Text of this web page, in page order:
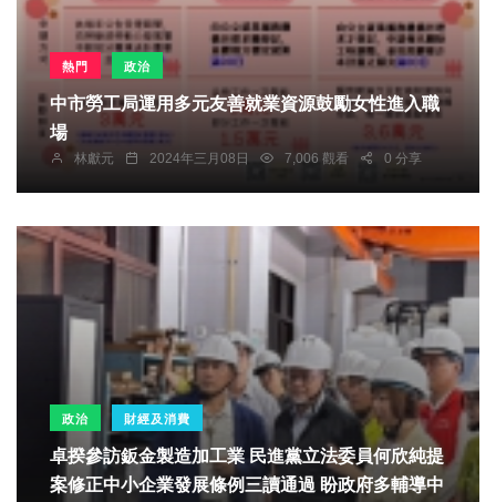
熱門 政治
中市勞工局運用多元友善就業資源鼓勵女性進入職
場
林獻元 2024年三月08日 7,006 觀看 0 分享
政治 財經及消費
卓揆參訪鈑金製造加工業 民進黨立法委員何欣純提
案修正中小企業發展條例三讀通過 盼政府多輔導中